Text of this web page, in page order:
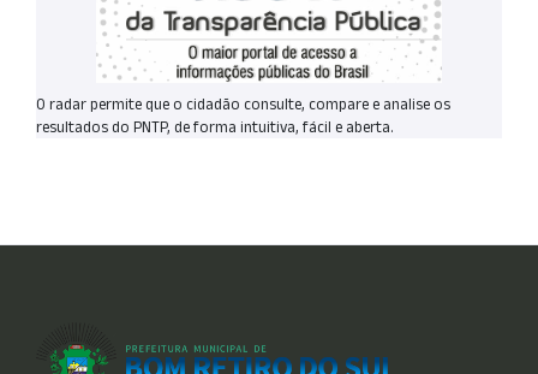
O radar permite que o cidadão consulte, compare e analise os
resultados do PNTP, de forma intuitiva, fácil e aberta.